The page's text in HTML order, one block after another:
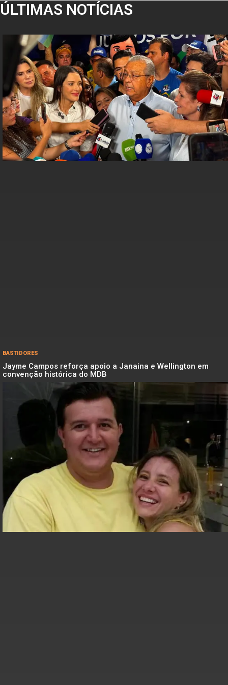
ÚLTIMAS NOTÍCIAS
BASTIDORES
Jayme Campos reforça apoio a Janaina e Wellington em
convenção histórica do MDB